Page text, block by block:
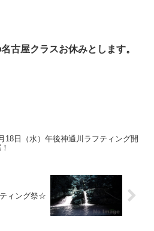
古屋クラスお休みとします。
18日（水）午後神通川ラフティング開
ィング祭☆